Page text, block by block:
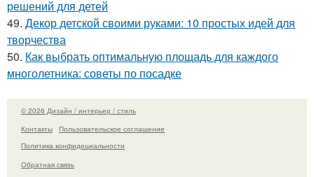
решений для детей
49. Декор детской своими руками: 10 простых идей для
творчества
50. Как выбрать оптимальную площадь для каждого
многолетника: советы по посадке
© 2026 Дизайн / интерьер / стиль
Контакты
Пользовательское соглашение
Политика конфидециальности
Обратная связь